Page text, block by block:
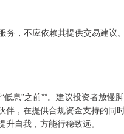
务，不应依赖其提供交易建议
息”之前**。建议投资者放
，在提供合规资金支持的同
自我，方能行稳致远。